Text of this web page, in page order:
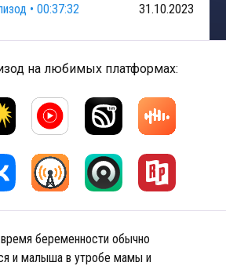
• 00:37:32 31.10.2023
на любимых платформах:
беременности обычно
и малыша в утробе мамы и